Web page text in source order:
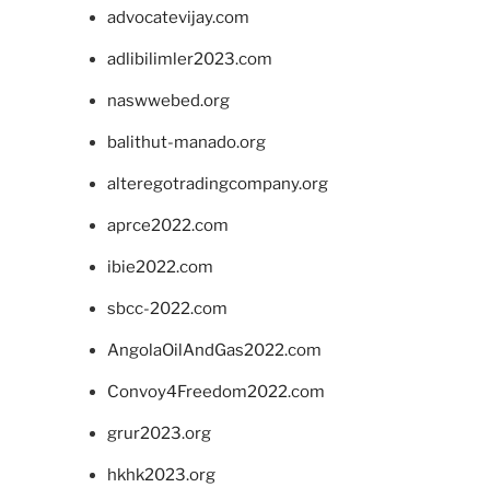
advocatevijay.com
adlibilimler2023.com
naswwebed.org
balithut-manado.org
alteregotradingcompany.org
aprce2022.com
ibie2022.com
sbcc-2022.com
AngolaOilAndGas2022.com
Convoy4Freedom2022.com
grur2023.org
hkhk2023.org